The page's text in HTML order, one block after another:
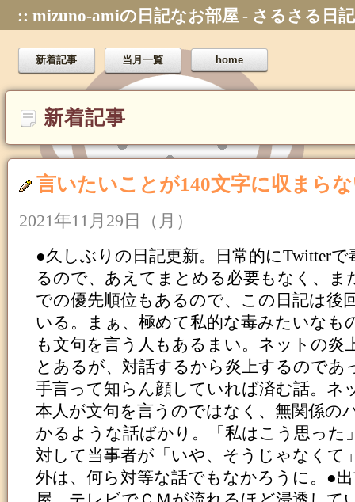
:: mizuno-amiの日記なお部屋 - さるさる日
新着記事 当月一覧 home
新着記事
言いたいことが140文字に収まら
2021年11月29日（月）
●久しぶりの日記更新。日常的にTwitter
るので、あえてまとめる必要もなく、ま
での優先順位もあるので、この日記は後
いる。まぁ、極めて私的な毒みたいなも
も文句を言う人もあるまい。ネットの炎
とあるが、対話するから炎上するのであ
手言って知らん顔していれば済む話。ネ
本人が文句を言うのではなく、無関係の
かるような話ばかり。「私はこう思った
対して当事者が「いや、そうじゃなくて
外は、何ら対等な話でもなかろうに。●